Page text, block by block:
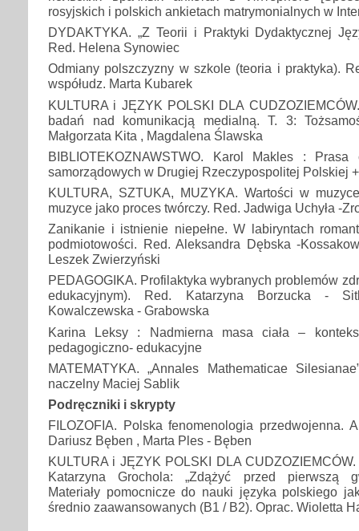
rosyjskich i polskich ankietach matrymonialnych w
DYDAKTYKA. „Z Teorii i Praktyki Dydaktycznej
Red. Helena Synowiec
Odmiany polszczyzny w szkole (teoria i praktyka).
współudz. Marta Kubarek
KULTURA i JĘZYK POLSKI DLA
badań nad komunikacją medialną. T. 3:
Małgorzata Kita , Magdalena Ślawska
BIBLIOTEKOZNAWSTWO. Karol Makles : Prasa
samorządowych w Drugiej Rzeczypospolitej Polskiej +
KULTURA, SZTUKA, MUZYKA. Wartości w
muzyce jako proces twórczy. Red. Jadwiga Uchyła -
Zanikanie i istnienie niepełne. W labiryntach
podmiotowości. Red. Aleksandra Dębska -
Leszek Zwierzyński
PEDAGOGIKA. Profilaktyka wybranych problemów
edukacyjnym). Red. Katarzyna Borzucka -
Kowalczewska - Grabowska
Karina Leksy : Nadmierna masa ciała –
pedagogiczno- edukacyjne
MATEMATYKA. „Annales Mathematicae
naczelny Maciej Sablik
Podręczniki i skrypty
FILOZOFIA. Polska fenomenologia przedwojenna.
Dariusz Bęben , Marta Ples - Bęben
KULTURA i JĘZYK POLSKI DLA
Katarzyna Grochola: „Zdążyć przed pierwszą
Materiały pomocnicze do nauki języka polskiego
średnio zaawansowanych (B1 / B2). Oprac. Wioletta